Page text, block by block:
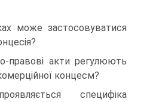
може застосовуватися
правові акти регулюють
концесм?
специфіка